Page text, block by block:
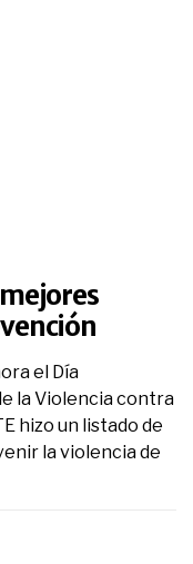
el Día
la Violencia contra
hizo un listado de
la violencia de